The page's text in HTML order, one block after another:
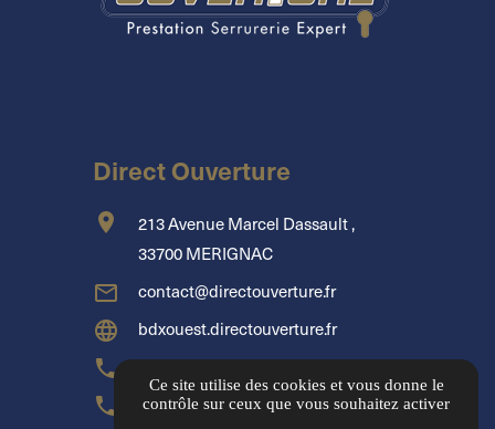
Direct Ouverture
location_on
213 Avenue Marcel Dassault ,
33700 MERIGNAC
mail_outline contact@directouverture.fr
language bdxouest.directouverture.fr
phone 05 40 24 63 13
phone 06 32 18 60 68
Ce site utilise des cookies et vous donne le
contrôle sur ceux que vous souhaitez activer